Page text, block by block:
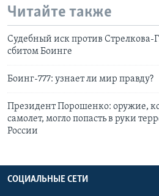
Читайте также
Судебный иск против Стрелкова-
сбитом Боинге
Боинг-777: узнает ли мир правду?
Президент Порошенко: оружие,
самолет, могло попасть в руки
России
СОЦИАЛЬНЫЕ СЕТИ